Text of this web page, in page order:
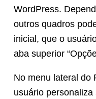
WordPress.
outros quadros
inicial, que o
aba superior
No menu lateral do
usuário